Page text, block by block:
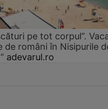
pe tot corpul”.
de români în Nisipurile
adevarul.ro